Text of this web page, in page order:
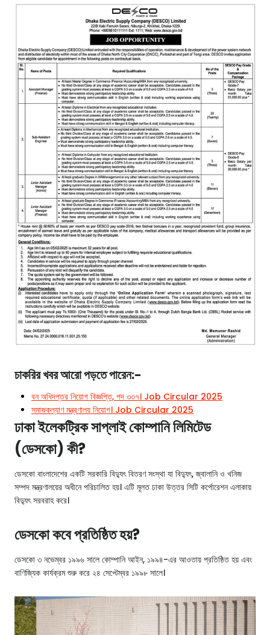
চাকরির খবর আরো পড়তে পারেন:-
বন অধিদপ্তর নিয়োগ বিজ্ঞপ্তি, পদ ৩৩৭। Job Circular 2025
সমাজকল্যাণ মন্ত্রণালয় নিয়োগ। Job Circular 2025
ঢাকা ইলেকট্রিক সাপ্লাই কোম্পানি লিমিটেড
(ডেসকো) কী?
ডেসকো বাংলাদেশের একটি সরকারি বিদ্যুৎ বিতরণ সংস্থা যা বিদ্যুৎ, জ্বালানি ও খনিজ
সম্পদ মন্ত্রণালয়ের অধীনে পরিচালিত হয়। এটি মূলত ঢাকা উত্তর সিটি কর্পোরেশন এলাকায়
বিদ্যুৎ সরবরাহ করে।
ডেসকো কবে প্রতিষ্ঠিত হয়?
ডেসকো ৩ নভেম্বর ১৯৯৬ সালে কোম্পানি আইন, ১৯৯৪-এর আওতায় প্রতিষ্ঠিত হয় এবং
বাণিজ্যিক কার্যক্রম শুরু করে ২৪ সেপ্টেম্বর ১৯৯৮ সালে।